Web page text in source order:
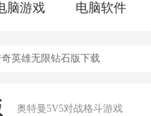
脑游戏 电脑软件
英雄无限钻石版下载
奥特曼5V5对战格斗游戏